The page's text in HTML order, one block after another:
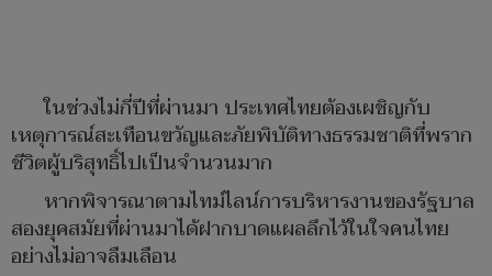
ในช่วงไม่กี่ปีที่ผ่านมา ประเทศไทยต้องเผชิญกับ
เหตุการณ์สะเทือนขวัญและภัยพิบัติทางธรรมชาติที่พราก
ชีวิตผู้บริสุทธิ์ไปเป็นจำนวนมาก
หากพิจารณาตามไทม์ไลน์การบริหารงานของรัฐบาล
สองยุคสมัยที่ผ่านมาได้ฝากบาดแผลลึกไว้ในใจคนไทย
อย่างไม่อาจลืมเลือน